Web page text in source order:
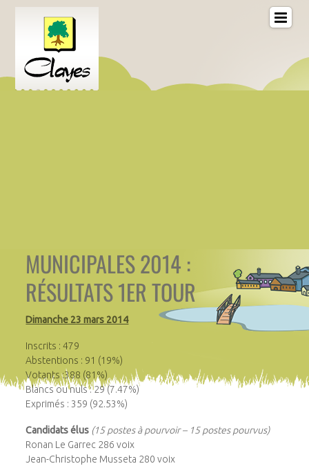
MUNICIPALES 2014 :
RÉSULTATS 1ER TOUR
Dimanche 23 mars 2014
Inscrits : 479
Abstentions : 91 (19%)
Votants :388 (81%)
Blancs ou nuls : 29 (7.47%)
Exprimés : 359 (92.53%)
Candidats élus (15 postes à pourvoir – 15 postes pourvus)
Ronan Le Garrec 286 voix
Jean-Christophe Musseta 280 voix